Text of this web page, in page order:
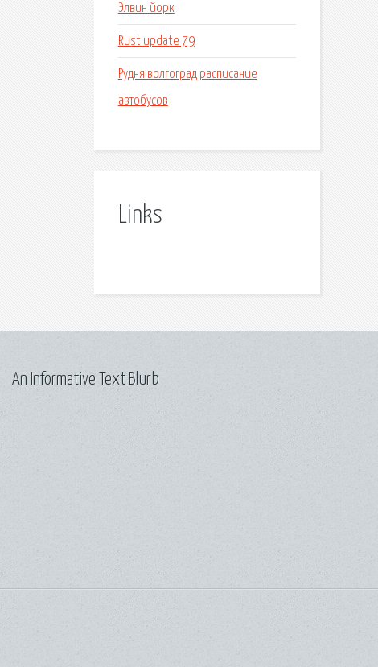
Элвин йорк
Rust update 79
Рудня волгоград расписание
автобусов
Links
An Informative Text Blurb